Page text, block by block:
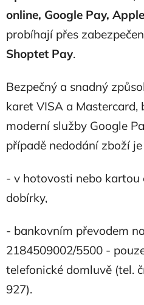
online, Google Pay,
probíhají přes
Shoptet Pay.
Bezpečný a snadný
karet VISA a Mastercard,
moderní služby Google
případě nedodání zboží
- v hotovosti nebo kartou
dobírky,
- bankovním převodem
2184509002/5500 -
telefonické domluvě (tel.
927).